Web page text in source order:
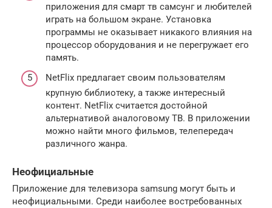
приложения для смарт тв самсунг и любителей
играть на большом экране. Установка
программы не оказывает никакого влияния на
процессор оборудования и не перегружает его
память.
NetFlix предлагает своим пользователям
крупную библиотеку, а также интересный
контент. NetFlix считается достойной
альтернативой аналоговому ТВ. В приложении
можно найти много фильмов, телепередач
различного жанра.
Неофициальные
Приложение для телевизора samsung могут быть и
неофициальными. Среди наиболее востребованных